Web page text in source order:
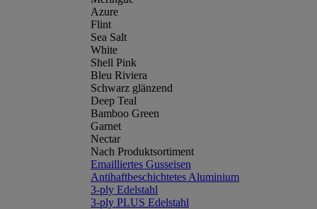
Azure
Flint
Sea Salt
White
Shell Pink
Bleu Riviera
Schwarz glänzend
Deep Teal
Bamboo Green
Garnet
Nectar
Nach Produktsortiment
Emailliertes Gusseisen
Antihaftbeschichtetes Aluminium
3-ply Edelstahl
3-ply PLUS Edelstahl